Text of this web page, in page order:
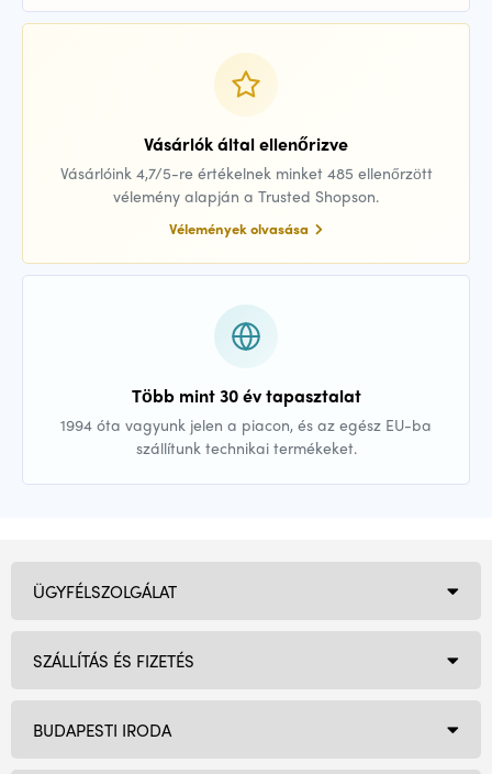
Vásárlók által ellenőrizve
Vásárlóink 4,7/5-re értékelnek minket 485 ellenőrzött
vélemény alapján a Trusted Shopson.
Vélemények olvasása
Több mint 30 év tapasztalat
1994 óta vagyunk jelen a piacon, és az egész EU-ba
szállítunk technikai termékeket.
BUDAPESTI IRODA
ÜGYFÉLSZOLGÁLAT
SZÁLLÍTÁS ÉS FIZETÉS